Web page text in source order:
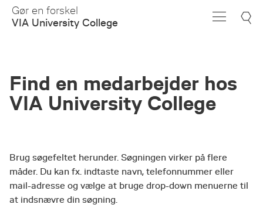
Skip
Main
Gør en forskel
VIA University College
Find en medarbejder hos
VIA University College
Brug søgefeltet herunder. Søgningen virker på flere
måder. Du kan fx. indtaste navn, telefonnummer eller
mail-adresse og vælge at bruge drop-down menuerne til
at indsnævre din søgning.